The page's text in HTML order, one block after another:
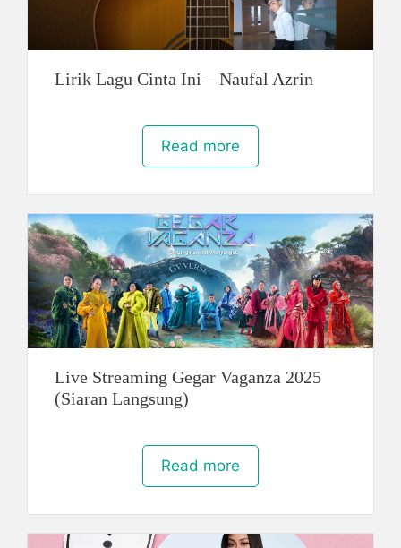
Lirik Lagu Cinta Ini – Naufal Azrin
Read more
Live Streaming Gegar Vaganza 2025
(Siaran Langsung)
Read more